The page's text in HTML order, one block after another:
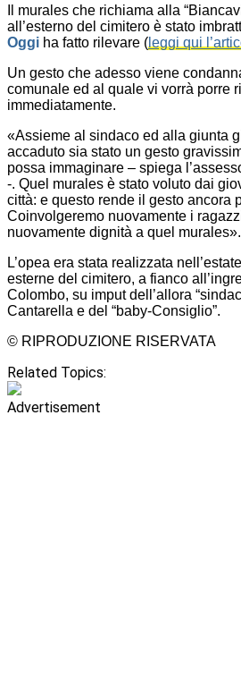
Il murales che richiama alla
all’esterno del cimitero è stato
Oggi ha fatto rilevare ( leggi qui
Un gesto che adesso viene
comunale ed al quale vi vorrà porre
immediatamente.
«Assieme al sindaco ed alla giunta
accaduto sia stato un gesto
possa immaginare – spiega
-. Quel murales è stato voluto dai
città: e questo rende il gesto ancora
Coinvolgeremo nuovamente i
nuovamente dignità a quel murales».
L’opea era stata realizzata
esterne del cimitero, a fianco
Colombo, su imput dell’allora
Cantarella e del “baby-Consiglio”.
© RIPRODUZIONE RISERVATA
Related Topics:
Advertisement